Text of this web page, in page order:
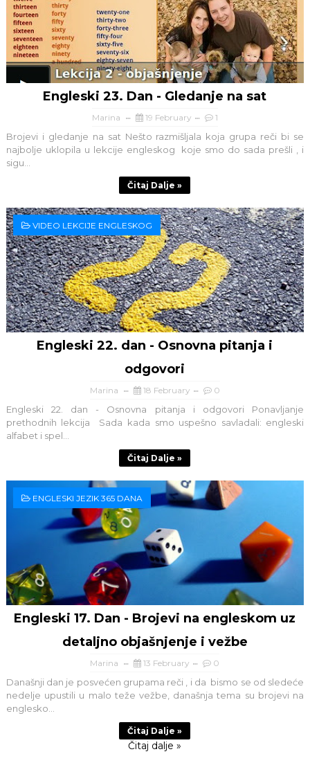
Engleski 23. Dan - Gledanje na sat
Marina 19 February 1
Brojevi i gledanje na sat Nešto razmišljala koja grupa reči bi se
najbolje uklopila u lekcije engleskog koje smo do sada prešli , i
sigu...
Čitaj Dalje »
VIDEO LEKCIJE ENGLESKOG
Engleski 22. dan - Osnovna pitanja i
odgovori
Marina 18 February 0
Engleski 22. dan - Osnovna pitanja i odgovori Ponavljanje
prethodnih lekcija Sada kada smo uspešno savladali: engleski
alfabet i spel...
Čitaj Dalje »
ENGLESKI JEZIK 365 DANA
Engleski 17. Dan - Brojevi na engleskom uz
detaljno objašnjenje i vežbe
Marina 13 February 0
Današnji dan je posvećen grupama reči , i da bismo se od sledeće
nedelje upustili u malo teže vežbe, današnja tema su brojevi na
englesko...
Čitaj Dalje »
Čitaj dalje »